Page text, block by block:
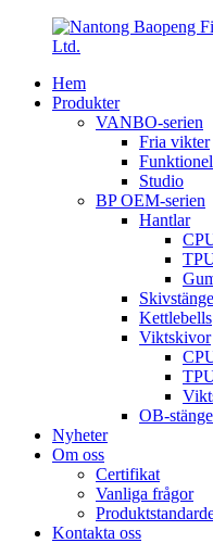
Hem
Produkter
VANBO-serien
Fria vikter
Studio
BP OEM-serien
Hantlar
Kettlebells
Viktskivor
OB-
Nyheter
Om oss
Certifikat
Vanliga frågor
Kontakta oss